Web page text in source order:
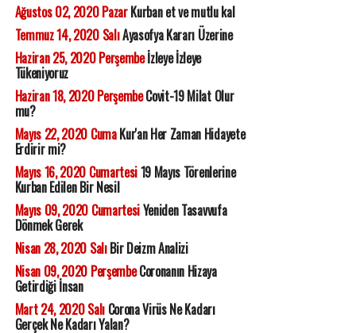
Ağustos 02, 2020 PazarKurban et ve mutlu kal
Temmuz 14, 2020 SalıAyasofya Kararı Üzerine
Haziran 25, 2020 Perşembeİzleye İzleye
Tükeniyoruz
Haziran 18, 2020 PerşembeCovit-19 Milat Olur
mu?
Mayıs 22, 2020 CumaKur'an Her Zaman Hidayete
Erdirir mi?
Mayıs 16, 2020 Cumartesi19 Mayıs Törenlerine
Kurban Edilen Bir Nesil
Mayıs 09, 2020 CumartesiYeniden Tasavvufa
Dönmek Gerek
Nisan 28, 2020 SalıBir Deizm Analizi
Nisan 09, 2020 PerşembeCoronanın Hizaya
Getirdiği İnsan
Mart 24, 2020 SalıCorona Virüs Ne Kadarı
Gerçek Ne Kadarı Yalan?